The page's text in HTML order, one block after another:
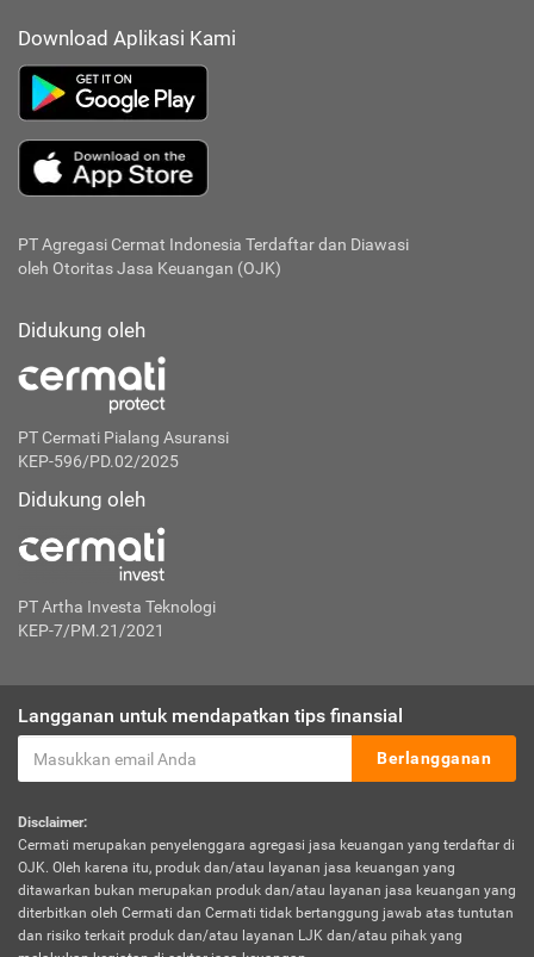
Download Aplikasi Kami
PT Agregasi Cermat Indonesia Terdaftar dan Diawasi
oleh Otoritas Jasa Keuangan (OJK)
Didukung oleh
PT Cermati Pialang Asuransi
KEP-596/PD.02/2025
Didukung oleh
PT Artha Investa Teknologi
KEP-7/PM.21/2021
Langganan untuk mendapatkan tips finansial
Berlangganan
Disclaimer:
Cermati merupakan penyelenggara agregasi jasa keuangan yang terdaftar di
OJK. Oleh karena itu, produk dan/atau layanan jasa keuangan yang
ditawarkan bukan merupakan produk dan/atau layanan jasa keuangan yang
diterbitkan oleh Cermati dan Cermati tidak bertanggung jawab atas tuntutan
dan risiko terkait produk dan/atau layanan LJK dan/atau pihak yang